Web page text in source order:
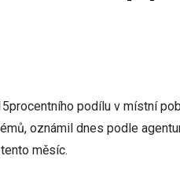
podílu v místní
oznámil dnes podle
měsíc.